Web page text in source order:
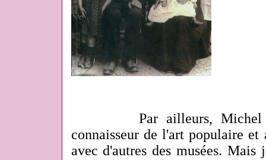
Par ailleurs, Michel
connaisseur de l'art populaire
avec d'autres des musées.